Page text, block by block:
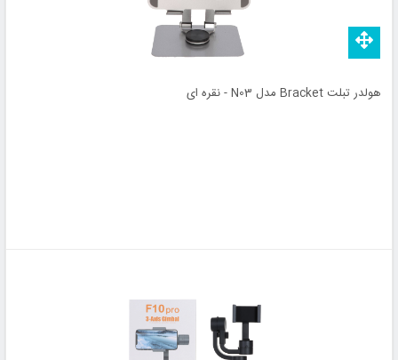
هولدر تبلت Bracket مدل N03 - نقره ای